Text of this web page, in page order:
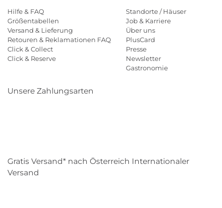
Hilfe & FAQ
Größentabellen
Versand & Lieferung
Retouren & Reklamationen FAQ
Click & Collect
Click & Reserve
Standorte / Häuser
Job & Karriere
Über uns
PlusCard
Presse
Newsletter
Gastronomie
Unsere Zahlungsarten
Gratis Versand* nach Österreich Internationaler
Versand